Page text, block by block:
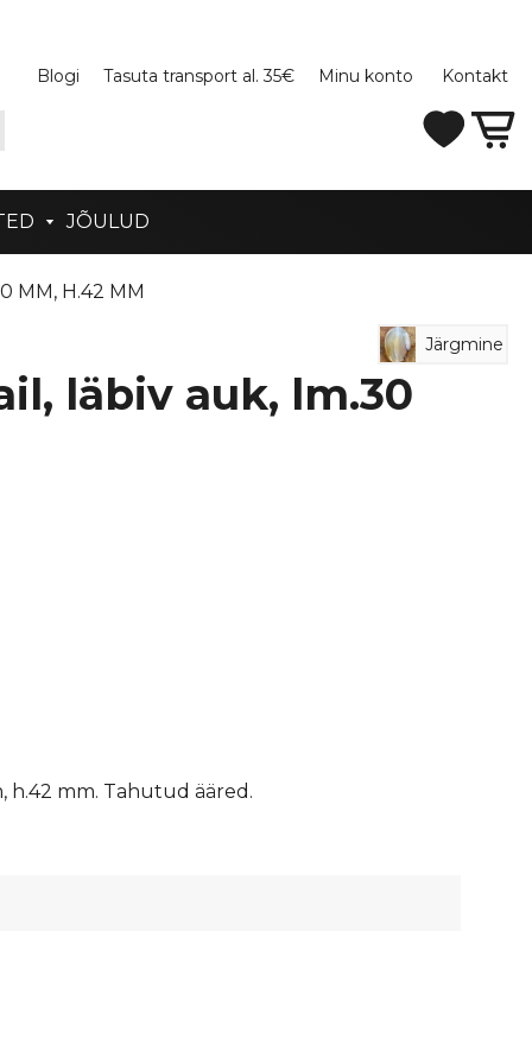
Blogi Tasuta transport al. 35€ Minu konto Kontakt
JÕULUD
MM, H.42 MM
Järgmine
läbiv auk, lm.30
h.42 mm. Tahutud ääred.